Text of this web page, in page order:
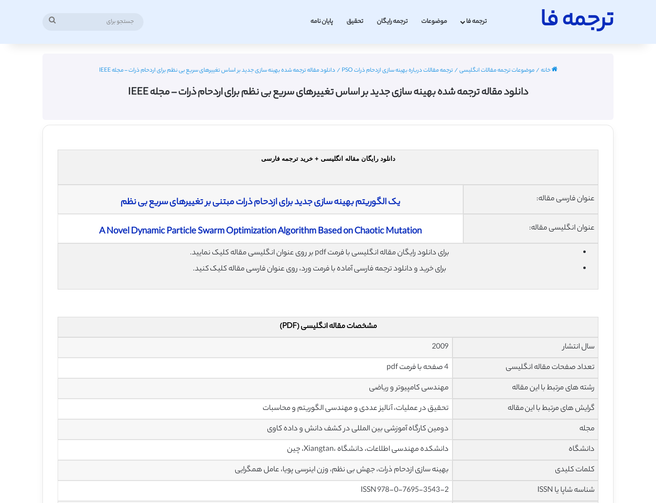
ترجمه فا ترجمه فا موضوعات ترجمه رایگان تحقیق پایان نامه
خانه/موضوعات ترجمه مقالات انگلیسی/ترجمه مقالات درباره بهینه سازی ازدحام ذرات PSO / دانلود مقاله ترجمه شده بهینه سازی جدید بر اساس تغییرهای سریع بی نظم برای اردحام ذرات – مجله IEEE
دانلود مقاله ترجمه شده بهینه سازی جدید بر اساس تغییرهای سریع بی نظم برای اردحام ذرات – مجله IEEE
دانلود رایگان مقاله انگلیسی + خرید ترجمه فارسی
عنوان فارسی مقاله: یک الگوریتم بهینه سازی جدید برای ازدحام ذرات مبتنی بر تغییرهای سریع بی نظم
عنوان انگلیسی مقاله: A Novel Dynamic Particle Swarm Optimization Algorithm Based on Chaotic Mutation
برای دانلود رایگان مقاله انگلیسی با فرمت pdf بر روی عنوان انگلیسی مقاله کلیک نمایید.
برای خرید و دانلود ترجمه فارسی آماده با فرمت ورد، روی عنوان فارسی مقاله کلیک کنید.
مشخصات مقاله انگلیسی (PDF)
سال انتشار
2009
تعداد صفحات مقاله انگلیسی
4 صفحه با فرمت pdf
رشته های مرتبط با این مقاله
مهندسی کامپیوتر و ریاضی
گرایش های مرتبط با این مقاله
تحقیق در عملیات، آنالیز عددی و مهندسی الگوریتم و محاسبات
مجله
دومین کارگاه آموزشی بین المللی در کشف دانش و داده کاوی
دانشگاه
دانشکده مهندسی اطلاعات، دانشگاه ،Xiangtan، چین
کلمات کلیدی
بهینه سازی ازدحام ذرات، جهش بی نظم، وزن اینرسی پویا، عامل همگرایی
شناسه شاپا یا ISSN
ISSN 978-0-7695-3543-2